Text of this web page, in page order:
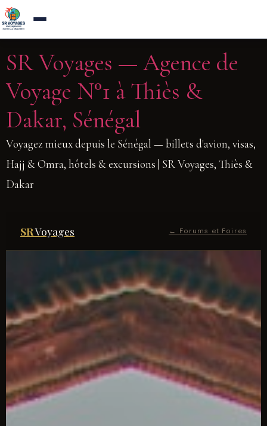
au
contenu
SR Voyages — Agence de
Voyage N°1 à Thiès &
Dakar, Sénégal
Voyagez mieux depuis le Sénégal — billets d'avion, visas,
Hajj & Omra, hôtels & excursions | SR Voyages, Thiès &
Dakar
SRVoyages ← Forums et Foires